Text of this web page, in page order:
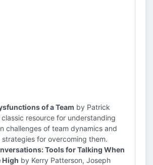
of a Team by Patrick
classic resource for understanding
challenges of team dynamics and
for overcoming them.
Tools for Talking When
High by Kerry Patterson, Joseph